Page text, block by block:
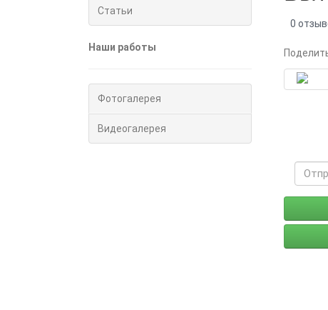
Статьи
Наши работы
Фотогалерея
Видеогалерея
0